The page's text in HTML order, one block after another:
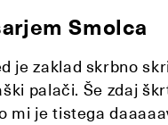
Smolca
je zaklad skrbno
palači. Še zdaj
mi je tistega